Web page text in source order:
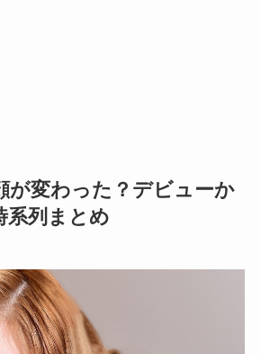
が変わった？デビューか
系列まとめ